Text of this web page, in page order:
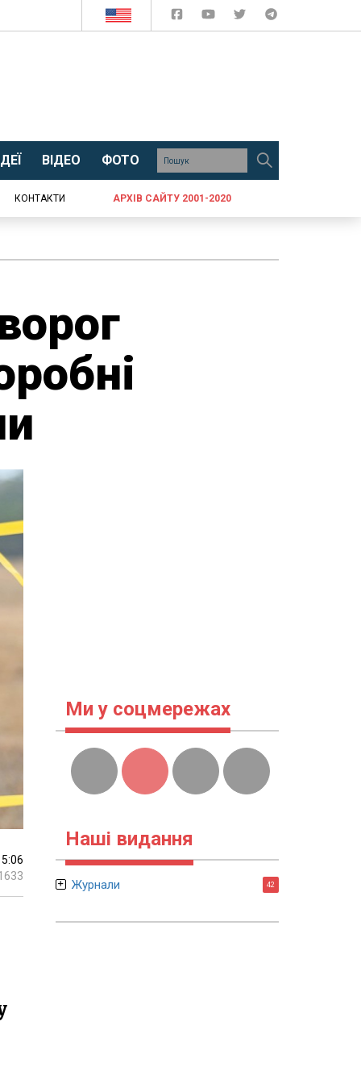
ВІДЕО ФОТО
КОНТАКТИ АРХІВ САЙТУ 2001-2020
Ми у соцмережах
Наші видання
Журнали 42